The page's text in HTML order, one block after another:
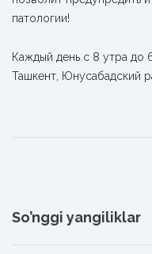
патологии!
Каждый день с 8 утра до
Ташкент, Юнусабадский
So’nggi yangiliklar